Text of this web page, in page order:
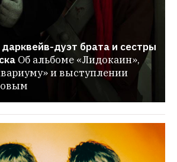
дуэт брата и сестры
Об альбоме «Лидокаин»,
и выступлении